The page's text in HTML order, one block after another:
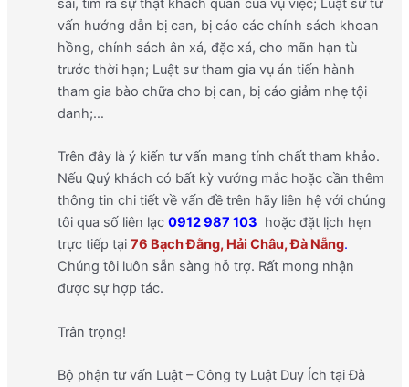
sai, tìm ra sự thật khách quan của vụ việc; Luật sư tư
vấn hướng dẫn bị can, bị cáo các chính sách khoan
hồng, chính sách ân xá, đặc xá, cho mãn hạn tù
trước thời hạn; Luật sư tham gia vụ án tiến hành
tham gia bào chữa cho bị can, bị cáo giảm nhẹ tội
danh;…
Trên đây là ý kiến tư vấn mang tính chất tham khảo.
Nếu Quý khách có bất kỳ vướng mắc hoặc cần thêm
thông tin chi tiết về vấn đề trên hãy liên hệ với chúng
tôi qua số liên lạc 0912 987 103 hoặc đặt lịch hẹn
trực tiếp tại 76 Bạch Đằng, Hải Châu, Đà Nẵng.
Chúng tôi luôn sẵn sàng hỗ trợ. Rất mong nhận
được sự hợp tác.
Trân trọng!
Bộ phận tư vấn Luật – Công ty Luật Duy Ích tại Đà